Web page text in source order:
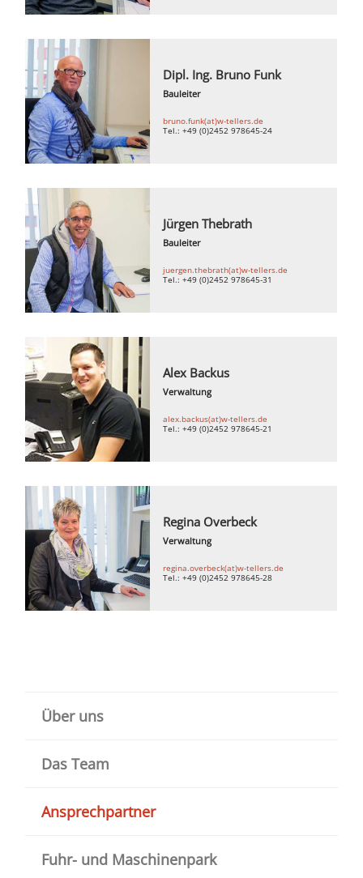
Dipl. Ing. Bruno Funk
Bauleiter
bruno.funk(at)w-tellers.de
Tel.: +49 (0)2452 978645-24
Jürgen Thebrath
Bauleiter
juergen.thebrath(at)w-tellers.de
Tel.: +49 (0)2452 978645-31
Alex Backus
Verwaltung
alex.backus(at)w-tellers.de
Tel.: +49 (0)2452 978645-21
Regina Overbeck
Verwaltung
regina.overbeck(at)w-tellers.de
Tel.: +49 (0)2452 978645-28
Über uns
Das Team
Ansprechpartner
Fuhr- und Maschinenpark